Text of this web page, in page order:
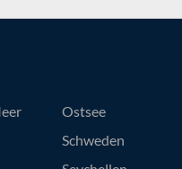
Ostsee
Schweden